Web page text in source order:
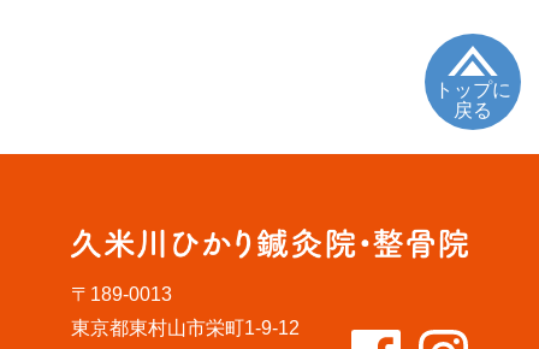
トップに
戻る
〒189-0013
東京都東村山市栄町1-9-12